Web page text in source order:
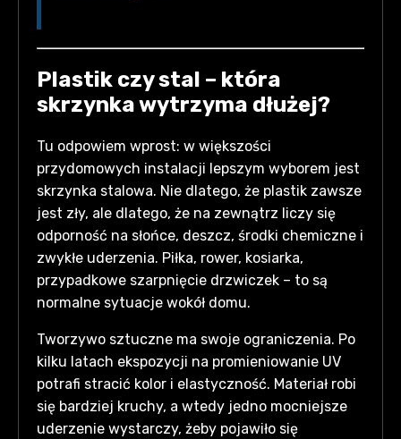
Plastik czy stal – która
skrzynka wytrzyma dłużej?
Tu odpowiem wprost: w większości
przydomowych instalacji lepszym wyborem jest
skrzynka stalowa. Nie dlatego, że plastik zawsze
jest zły, ale dlatego, że na zewnątrz liczy się
odporność na słońce, deszcz, środki chemiczne i
zwykłe uderzenia. Piłka, rower, kosiarka,
przypadkowe szarpnięcie drzwiczek – to są
normalne sytuacje wokół domu.
Tworzywo sztuczne ma swoje ograniczenia. Po
kilku latach ekspozycji na promieniowanie UV
potrafi stracić kolor i elastyczność. Materiał robi
się bardziej kruchy, a wtedy jedno mocniejsze
uderzenie wystarczy, żeby pojawiło się